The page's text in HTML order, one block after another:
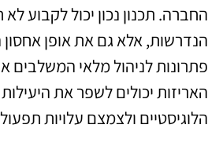
החברה. תכנון נכון יכול לקבוע
הנדרשות, אלא גם את אופן
פתרונות לניהול מלאי המשלבים
האריזות יכולים לשפר את
הלוגיסטיים ולצמצם עלויות